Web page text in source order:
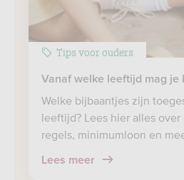
Tips voor ouders
Vanaf welke leeftijd mag je
Welke bijbaantjes zijn
leeftijd? Lees hier alles
regels, minimumloon en
Lees meer